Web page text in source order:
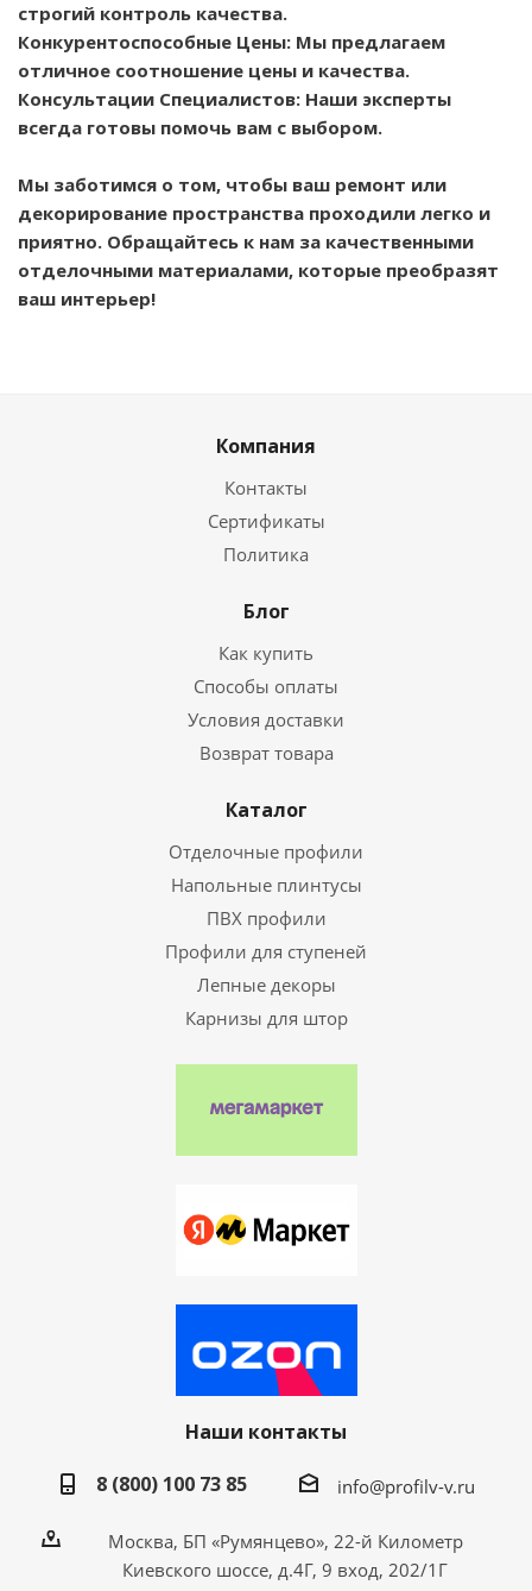
строгий контроль качества.
Конкурентоспособные Цены: Мы предлагаем
отличное соотношение цены и качества.
Консультации Специалистов: Наши эксперты
всегда готовы помочь вам с выбором.
Мы заботимся о том, чтобы ваш ремонт или
декорирование пространства проходили легко и
приятно. Обращайтесь к нам за качественными
отделочными материалами, которые преобразят
ваш интерьер!
Компания
Контакты
Сертификаты
Политика
Блог
Как купить
Способы оплаты
Условия доставки
Возврат товара
Каталог
Отделочные профили
Напольные плинтусы
ПВХ профили
Профили для ступеней
Лепные декоры
Карнизы для штор
Наши контакты
8 (800) 100 73 85
info@profilv-v.ru
Москва, БП «Румянцево», 22-й Километр
Киевского шоссе, д.4Г, 9 вход, 202/1Г